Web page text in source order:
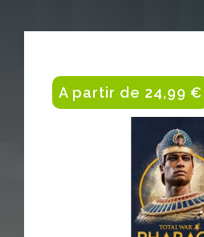
A partir de 24,99 €